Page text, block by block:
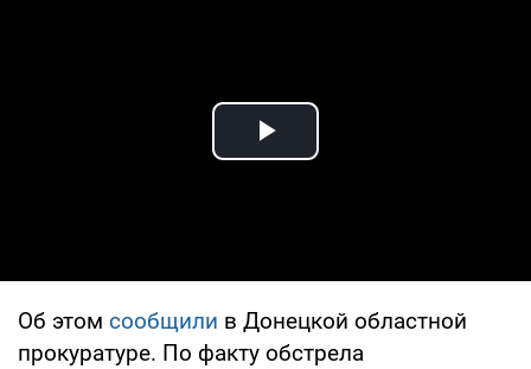
Play Video
Об этом сообщили в Донецкой областной
прокуратуре. По факту обстрела